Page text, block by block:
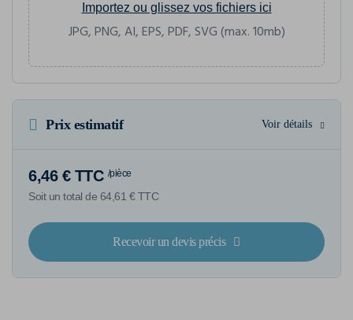
Importez ou glissez vos fichiers ici
JPG, PNG, AI, EPS, PDF, SVG (max. 10mb)
Prix estimatif Voir détails
6,46 € TTC /pièce
Soit un total de 64,61 € TTC
Recevoir un devis précis